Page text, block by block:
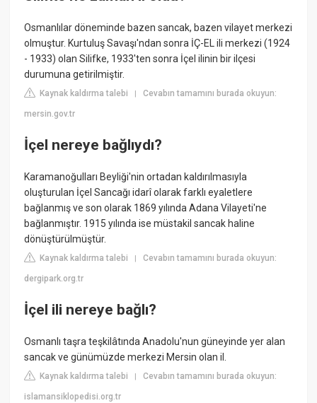
Osmanlılar döneminde bazen sancak, bazen vilayet merkezi
olmuştur. Kurtuluş Savaşı'ndan sonra İÇ-EL ili merkezi (1924
- 1933) olan Silifke, 1933'ten sonra İçel ilinin bir ilçesi
durumuna getirilmiştir.
Kaynak kaldırma talebi |Cevabın tamamını burada okuyun:
mersin.gov.tr
İçel nereye bağlıydı?
Karamanoğulları Beyliği'nin ortadan kaldırılmasıyla
oluşturulan İçel Sancağı idarî olarak farklı eyaletlere
bağlanmış ve son olarak 1869 yılında Adana Vilayeti'ne
bağlanmıştır. 1915 yılında ise müstakil sancak haline
dönüştürülmüştür.
Kaynak kaldırma talebi |Cevabın tamamını burada okuyun:
dergipark.org.tr
İçel ili nereye bağlı?
Osmanlı taşra teşkilâtında Anadolu'nun güneyinde yer alan
sancak ve günümüzde merkezi Mersin olan il.
Kaynak kaldırma talebi |Cevabın tamamını burada okuyun:
islamansiklopedisi.org.tr